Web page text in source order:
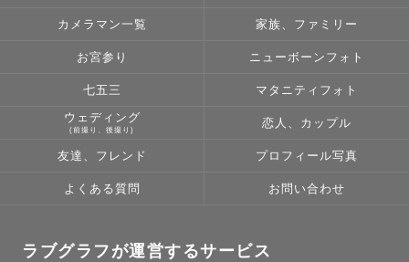
カメラマン一覧 家族、ファミリー
お宮参り ニューボーンフォト
七五三 マタニティフォト
ウェディング
(前撮り、後撮り)
恋人、カップル
友達、フレンド プロフィール写真
よくある質問 お問い合わせ
ラブグラフが運営するサービス